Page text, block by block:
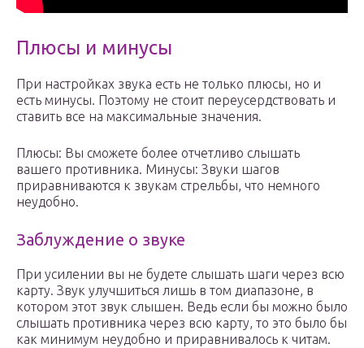
Плюсы и минусы
При настройках звука есть не только плюсы, но и
есть минусы. Поэтому не стоит переусердствовать и
ставить все на максимальные значения.
Плюсы: Вы сможете более отчетливо слышать
вашего противника. Минусы: Звуки шагов
приравниваются к звукам стрельбы, что немного
неудобно.
Заблуждение о звуке
При усилении вы не будете слышать шаги через всю
карту. Звук улучшиться лишь в том диапазоне, в
котором этот звук слышен. Ведь если бы можно было
слышать противника через всю карту, то это было бы
как минимум неудобно и приравнивалось к читам.